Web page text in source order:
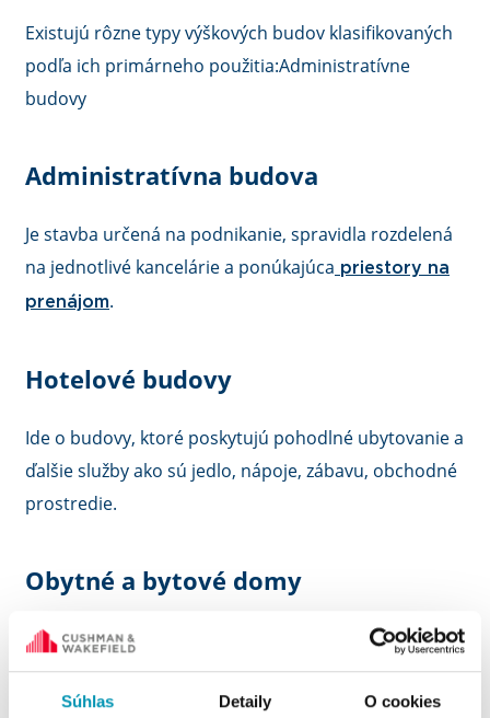
Súhlas Detaily O cookies
Existujú rôzne typy výškových budov klasifikovaných
podľa ich primárneho použitia:Administratívne
budovy
Administratívna budova
Je stavba určená na podnikanie, spravidla rozdelená
na jednotlivé kancelárie a ponúkajúca priestory na
prenájom.
Hotelové budovy
Ide o budovy, ktoré poskytujú pohodlné ubytovanie a
ďalšie služby ako sú jedlo, nápoje, zábavu, obchodné
prostredie.
Obytné a bytové domy
Obytný dom obsahuje samostatné obydlia, v ktorých
môže osoba bývať alebo sa pravidelne zdržiavať.
Každá rezidencia obsahuje samostatné zariadenia na